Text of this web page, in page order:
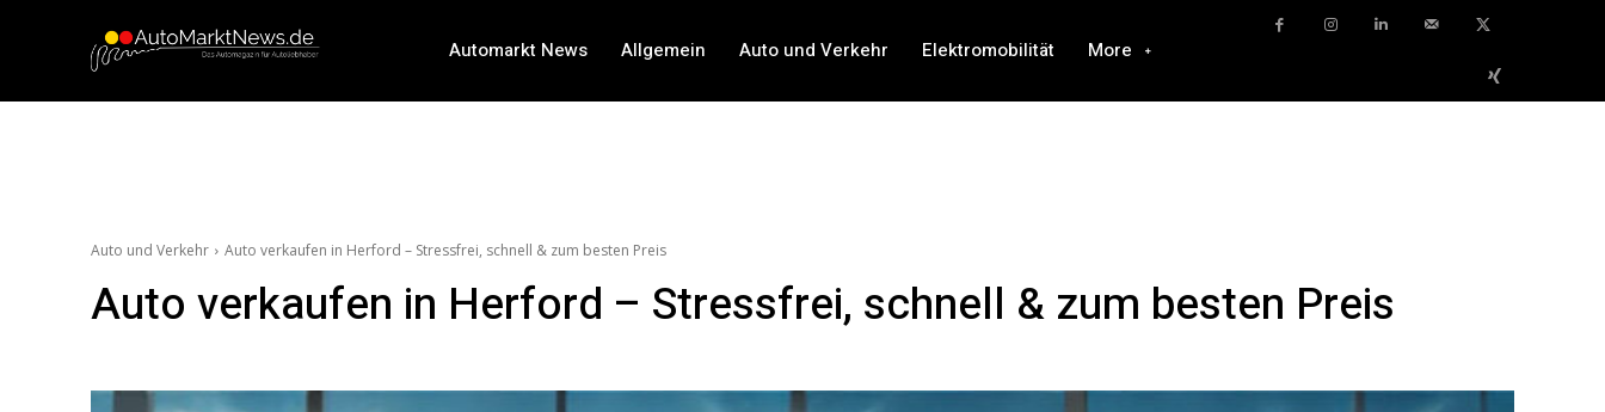
Automarkt News Allgemein Auto und Verkehr Elektromobilität More
Auto und Verkehr Auto verkaufen in Herford – Stressfrei, schnell & zum besten Preis
Auto verkaufen in Herford – Stressfrei, schnell & zum besten Preis